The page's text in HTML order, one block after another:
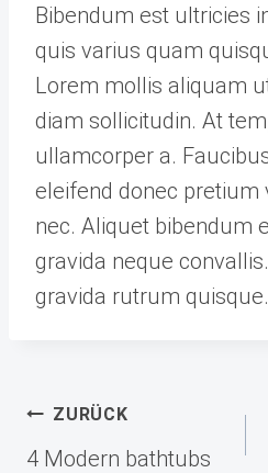
Bibendum est ultricies
quis varius quam
Lorem mollis aliquam
diam sollicitudin. At
ullamcorper a.
eleifend donec pretium
nec. Aliquet bibendum
gravida neque
gravida rutrum quisque.
ZURÜCK
4 Modern bathtubs